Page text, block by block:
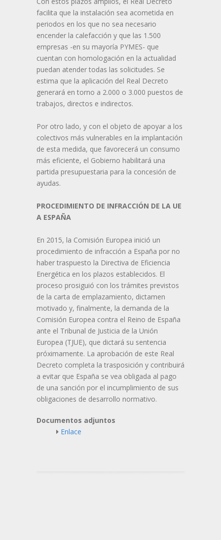
facilita que la instalación sea acometida en
periodos en los que no sea necesario
encender la calefacción y que las 1.500
empresas -en su mayoría PYMES- que
cuentan con homologación en la actualidad
puedan atender todas las solicitudes. Se
estima que la aplicación del Real Decreto
generará en torno a 2.000 o 3.000 puestos de
trabajos, directos e indirectos.
Por otro lado, y con el objeto de apoyar a los
colectivos más vulnerables en la implantación
de esta medida, que favorecerá un consumo
más eficiente, el Gobierno habilitará una
partida presupuestaria para la concesión de
ayudas.
PROCEDIMIENTO DE INFRACCIÓN DE LA UE
A ESPAÑA
En 2015, la Comisión Europea inició un
procedimiento de infracción a España por no
haber traspuesto la Directiva de Eficiencia
Energética en los plazos establecidos. El
proceso prosiguió con los trámites previstos
de la carta de emplazamiento, dictamen
motivado y, finalmente, la demanda de la
Comisión Europea contra el Reino de España
ante el Tribunal de Justicia de la Unión
Europea (TJUE), que dictará su sentencia
próximamente. La aprobación de este Real
Decreto completa la trasposición y contribuirá
a evitar que España se vea obligada al pago
de una sanción por el incumplimiento de sus
obligaciones de desarrollo normativo.
Documentos adjuntos
Enlace